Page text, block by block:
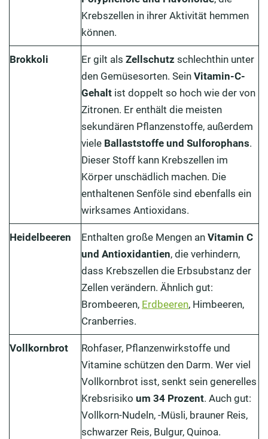
Krebszellen in ihrer Aktivität hemmen
können.
Brokkoli Er gilt als Zellschutz schlechthin unter
den Gemüsesorten. Sein Vitamin-C-
Gehalt ist doppelt so hoch wie der von
Zitronen. Er enthält die meisten
sekundären Pflanzenstoffe, außerdem
viele Ballaststoffe und Sulforophans.
Dieser Stoff kann Krebszellen im
Körper unschädlich machen. Die
enthaltenen Senföle sind ebenfalls ein
wirksames Antioxidans.
Heidelbeeren Enthalten große Mengen an Vitamin C
und Antioxidantien, die verhindern,
dass Krebszellen die Erbsubstanz der
Zellen verändern. Ähnlich gut:
Brombeeren, Erdbeeren, Himbeeren,
Cranberries.
Vollkornbrot
Rohfaser, Pflanzenwirkstoffe und
Vitamine schützen den Darm. Wer viel
Vollkornbrot isst, senkt sein generelles
Krebsrisiko um 34 Prozent. Auch gut:
Vollkorn-Nudeln, -Müsli, brauner Reis,
schwarzer Reis, Bulgur, Quinoa.